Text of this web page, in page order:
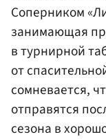
Соперником
занимающая
в турнирной
от
сомневается,
отправятся
сезона в